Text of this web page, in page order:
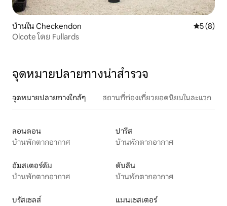
บ้านใน Checkendon คะแนนเฉ
5 (8)
Olcote โดย Fullards
จุดหมายปลายทางน่าสำรวจ
จุดหมายปลายทางใกล้ๆ สถานที่ท่องเที่ยวยอดนิยมในละแวก
ลอนดอน
บ้านพักตากอากาศ
ปารีส
บ้านพักตากอากาศ
อัมสเตอร์ดัม
บ้านพักตากอากาศ
ดับลิน
บ้านพักตากอากาศ
บรัสเซลส์
แมนเชสเตอร์